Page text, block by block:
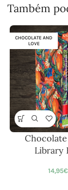
Também
CHOCOLATE AND
LOVE
Chocolate
Library
14,95€